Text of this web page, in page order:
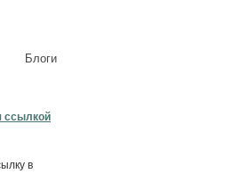
Блоги
ссылкой
в